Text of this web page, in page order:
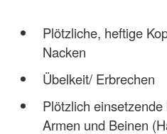
Plötzliche, heftige
Nacken
Übelkeit/ Erbrechen
Plötzlich
Armen und Beinen